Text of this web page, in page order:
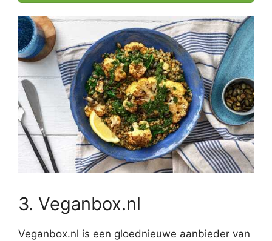
3. Veganbox.nl
Veganbox.nl is een gloednieuwe aanbieder van